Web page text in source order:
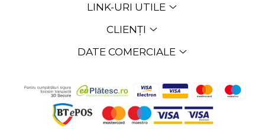
LINK-URI UTILE
CLIENȚI
DATE COMERCIALE